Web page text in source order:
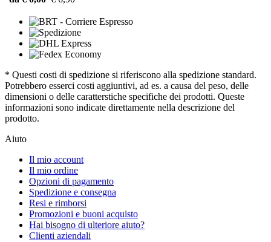
* Questi costi di spedizione si riferiscono alla spedizione standard.
Potrebbero esserci costi aggiuntivi, ad es. a causa del peso, delle
dimensioni o delle caratterstiche specifiche dei prodotti. Queste
informazioni sono indicate direttamente nella descrizione del
prodotto.
Aiuto
Il mio account
Il mio ordine
Opzioni di pagamento
Spedizione e consegna
Resi e rimborsi
Promozioni e buoni acquisto
Hai bisogno di ulteriore aiuto?
Clienti aziendali